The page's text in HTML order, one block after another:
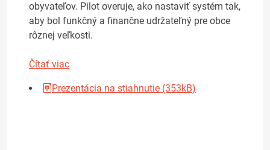
obyvateľov. Pilot overuje, ako nastaviť systém tak,
aby bol funkčný a finančne udržateľný pre obce
rôznej veľkosti.
Čítať viac
Prezentácia na stiahnutie (353kB)